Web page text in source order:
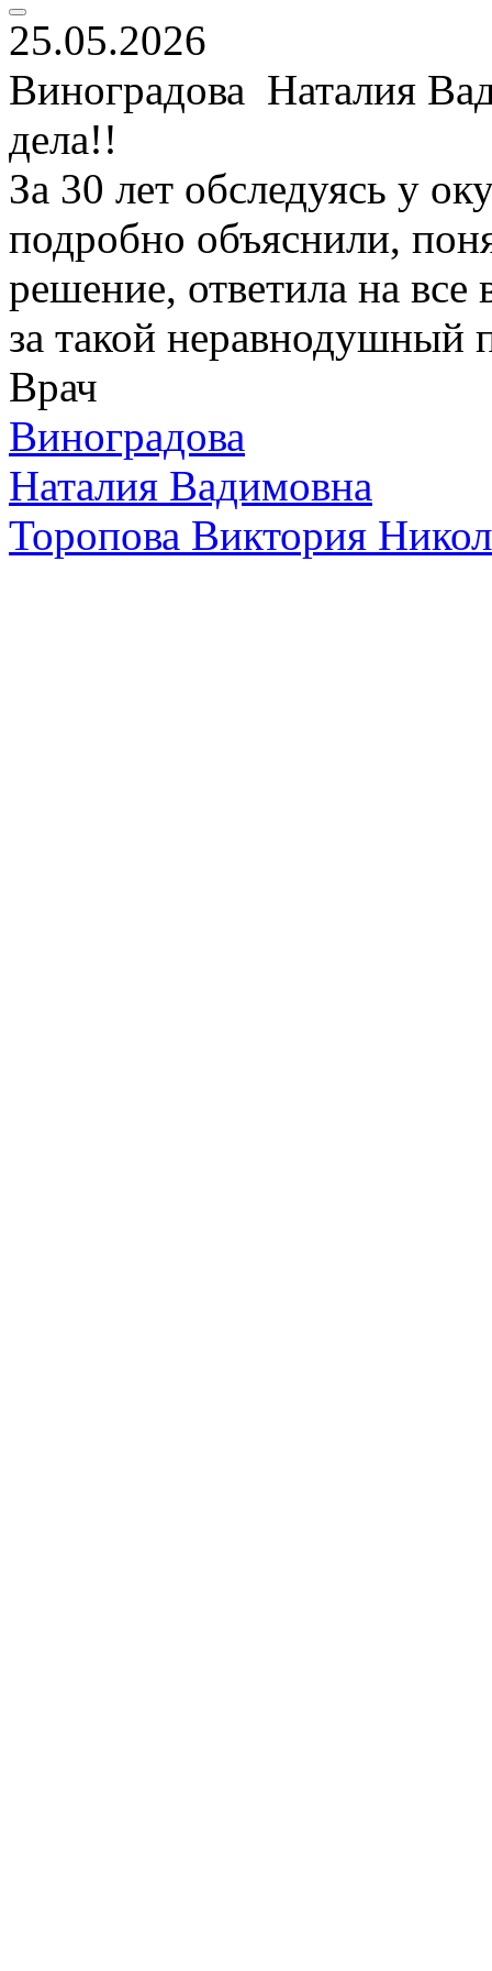
25.05.2026
Виноградова Наталия
дела!!
За 30 лет обследуясь у
подробно объяснили,
решение, ответила на
за такой неравнодушный
Врач
Виноградова
Наталия Вадимовна
Торопова Виктория